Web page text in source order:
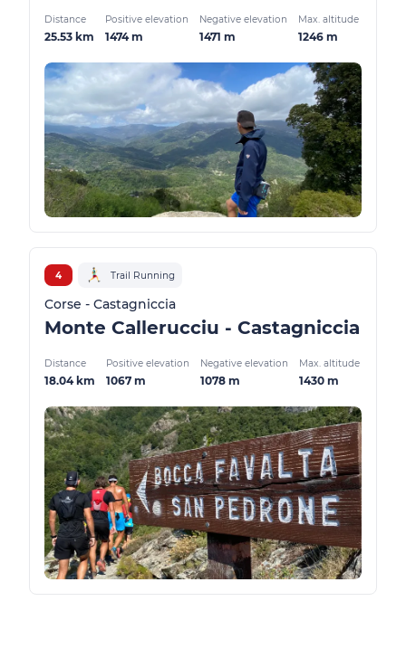
Distance
25.53 km
Positive elevation
1474 m
Negative elevation
1471 m
Max. altitude
1246 m
4 Trail Running
Corse - Castagniccia
Monte Callerucciu - Castagniccia
Distance
18.04 km
Positive elevation
1067 m
Negative elevation
1078 m
Max. altitude
1430 m